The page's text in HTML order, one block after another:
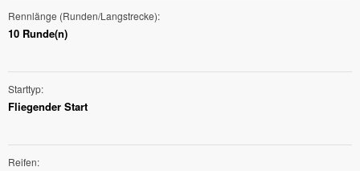
Rennlänge (Runden/Langstrecke)
10 Runde(n)
Starttyp
Fliegender Start
Reifen